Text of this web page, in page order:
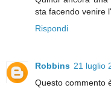
sta facendo venire
Rispondi
Robbins 21 luglio
Questo commento